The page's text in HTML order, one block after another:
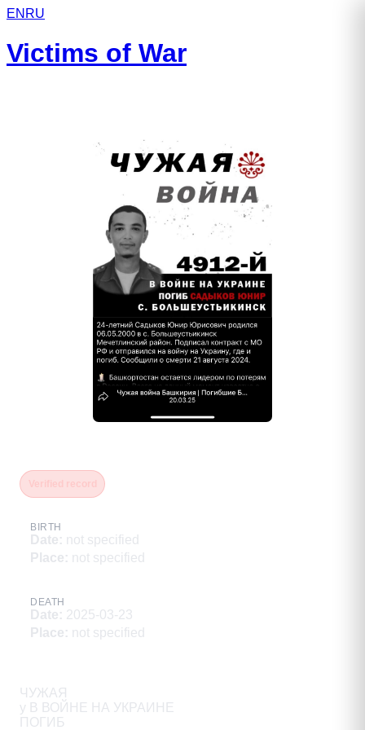
EN RU
Victims of War
BIRTH
Date: not specified
Place: not specified
DEATH
Date: 2025-03-23
Place: not specified
ЧУЖАЯ
у В ВОЙНЕ НА УКРАИНЕ
ПОГИБ